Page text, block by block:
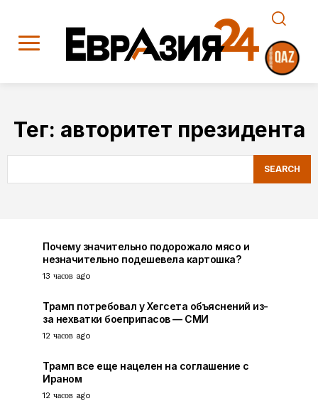
Тег: авторитет президента
SEARCH
Почему значительно подорожало мясо и
незначительно подешевела картошка?
13 часов ago
Трамп потребовал у Хегсета объяснений из-
за нехватки боеприпасов — СМИ
12 часов ago
Трамп все еще нацелен на соглашение с
Ираном
12 часов ago